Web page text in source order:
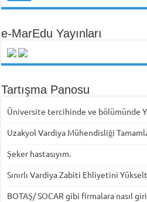
e-MarEdu Yayınları
Tartışma Panosu
Üniversite tercihinde ve bölümünde
Uzakyol Vardiya Mühendisliği
Şeker hastasıyım.
Sınırlı Vardiya Zabiti Ehliyetini
BOTAŞ/ SOCAR gibi firmalara nasıl